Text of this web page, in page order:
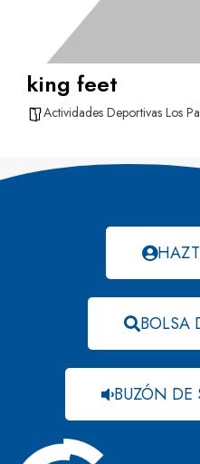
king feet
Actividades Deportivas Los
BOLSA
BUZÓN DE